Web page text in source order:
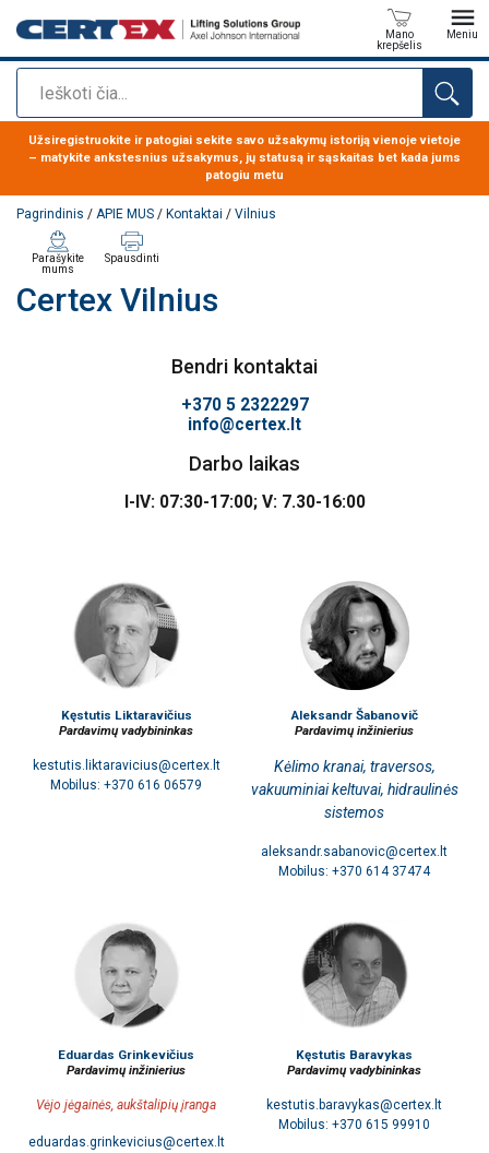
Paieška
Mano
krepšelis
Meniu
Produktas buvo pridėtas prie jūsų užklausos
Užsiregistruokite ir patogiai sekite savo užsakymų istoriją vienoje vietoje
– matykite ankstesnius užsakymus, jų statusą ir sąskaitas bet kada jums
patogiu metu
Pagrindinis / APIE MUS / Kontaktai / Vilnius
Certex Vilnius
Parašykite
mums
Spausdinti
Bendri kontaktai
+370 5 2322297
info@certex.lt
Darbo laikas
I-IV: 07:30-17:00; V: 7.30-16:00
Kęstutis Liktaravičius
Pardavimų vadybininkas
kestutis.liktaravicius@certex.lt
Mobilus: +370 616 06579
Aleksandr Šabanovič
Pardavimų inžinierius
Kėlimo kranai, traversos,
vakuuminiai keltuvai, hidraulinės
sistemos
aleksandr.sabanovic@certex.lt
Mobilus: +370 614 37474
Eduardas Grinkevičius
Pardavimų inžinierius
Vėjo jėgainės, aukštalipių įranga
eduardas.grinkevicius@certex.lt
Kęstutis Baravykas
Pardavimų vadybininkas
kestutis.baravykas@certex.lt
Mobilus: +370 615 99910